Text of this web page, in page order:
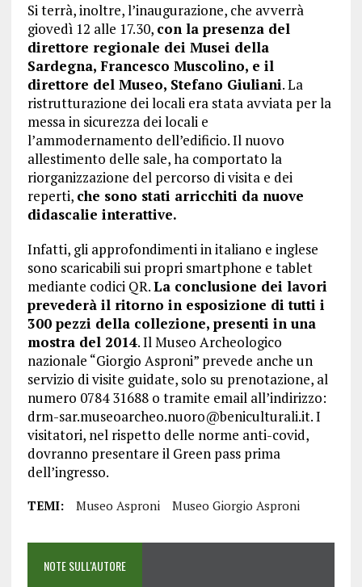
Si terrà, inoltre, l’inaugurazione, che avverrà
giovedì 12 alle 17.30, con la presenza del
direttore regionale dei Musei della
Sardegna, Francesco Muscolino, e il
direttore del Museo, Stefano Giuliani. La
ristrutturazione dei locali era stata avviata per la
messa in sicurezza dei locali e
l’ammodernamento dell’edificio. Il nuovo
allestimento delle sale, ha comportato la
riorganizzazione del percorso di visita e dei
reperti, che sono stati arricchiti da nuove
didascalie interattive.
Infatti, gli approfondimenti in italiano e inglese
sono scaricabili sui propri smartphone e tablet
mediante codici QR.La conclusione dei lavori
prevederà il ritorno in esposizione di tutti i
300 pezzi della collezione, presenti in una
mostra del 2014. Il Museo Archeologico
nazionale “Giorgio Asproni” prevede anche un
servizio di visite guidate, solo su prenotazione, al
numero 0784 31688 o tramite email all’indirizzo:
drm-sar.museoarcheo.nuoro@beniculturali.it. I
visitatori, nel rispetto delle norme anti-covid,
dovranno presentare il Green pass prima
dell’ingresso.
TEMI: Museo Asproni Museo Giorgio Asproni
NOTE SULL'AUTORE